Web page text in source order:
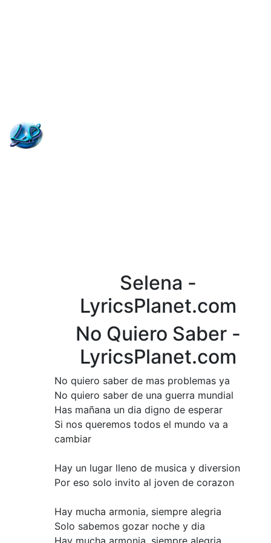
Selena -
LyricsPlanet.com
No Quiero Saber -
LyricsPlanet.com
No quiero saber de mas problemas ya
No quiero saber de una guerra mundial
Has mañana un dia digno de esperar
Si nos queremos todos el mundo va a
cambiar
Hay un lugar lleno de musica y diversion
Por eso solo invito al joven de corazon
Hay mucha armonia, siempre alegria
Solo sabemos gozar noche y dia
Hay mucha armonia, siempre alegria